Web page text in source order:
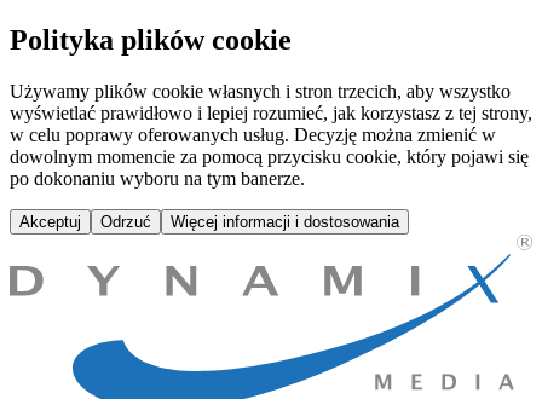
Pobierz | Dynamix Media
Polityka plików cookie
Używamy plików cookie własnych i stron trzecich, aby wszystko
wyświetlać prawidłowo i lepiej rozumieć, jak korzystasz z tej strony,
w celu poprawy oferowanych usług. Decyzję można zmienić w
dowolnym momencie za pomocą przycisku cookie, który pojawi się
po dokonaniu wyboru na tym banerze.
Akceptuj Odrzuć Więcej informacji i dostosowania